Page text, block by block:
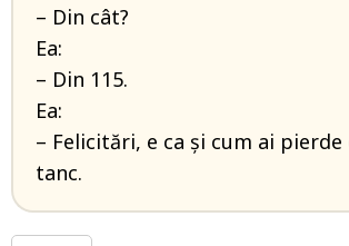
– Din cât?
Ea:
– Din 115.
Ea:
– Felicitări, e ca și cum ai
tanc.